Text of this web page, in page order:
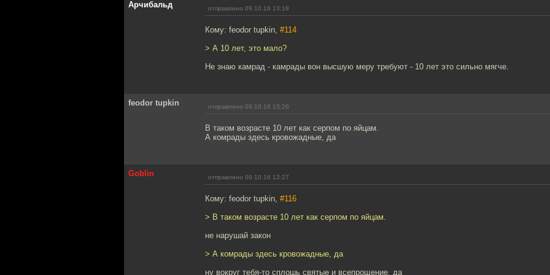
Арчибальд отправлено 09.10.16 13:18
Кому: feodor tupkin, #114
> А 10 лет, это мало?
Не знаю камрад - камрады вон высшую меру требуют - 10 лет это сильно мягче.
feodor tupkin отправлено 09.10.16 13:26
В таком возрасте 10 лет как серпом по яйцам.
А комрады здесь кровожадные, да
Goblin отправлено 09.10.16 13:27
Кому: feodor tupkin, #116
> В таком возрасте 10 лет как серпом по яйцам.
не нарушай закон
> А комрады здесь кровожадные, да
ну вокруг тебя-то сплошь святые и всепрощение, да